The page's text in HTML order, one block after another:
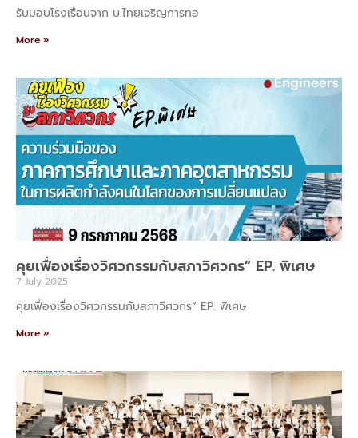
รับมอบโรงเรือนจาก บ.ไทยเจริญการทอ
More »
คุยเฟื่องเรื่องวิศวกรรมกับสภาวิศวกร” EP. พิเศษ
7 July 2025
คุยเฟื่องเรื่องวิศวกรรมกับสภาวิศวกร” EP. พิเศษ
More »